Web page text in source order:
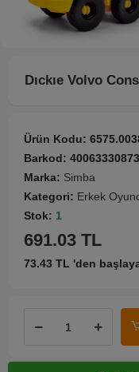
Dıckıe Volvo
Ürün Kodu:
Barkod:
Marka: Simba
Kategori: Erkek
Stok: 1
691.03 TL
73.43 TL 'den